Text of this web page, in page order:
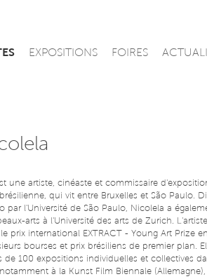
EXPOSITIONS FOIRES
une artiste, cinéaste et commissaire
qui vit entre Bruxelles et São Paulo.
par l'Université de São Paulo, Nicolela a
arts à l'Université des arts de Zurich.
prix international EXTRACT - Young Art Prize
bourses et prix brésiliens de premier plan.
de 100 expositions individuelles et collectives
à la Kunst Film Biennale (Allemagne),